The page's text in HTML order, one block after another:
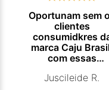
Oportunam sem
clientes
consumidkres
marca Caju
com essas
promocionais de
Juscileide R.